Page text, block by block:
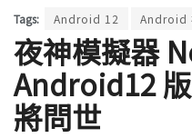
Tags: Android 12 Android
夜神模擬器
Android12
將問世